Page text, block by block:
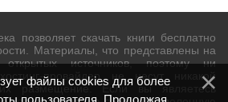
позволяет скачать книги бесплатно
Материалы, что представлены на
источников, поэтому ни
провайдер не несут никакой
их размещение. Если вы являетесь
файлы cookies для более
пользователя. Продолжая